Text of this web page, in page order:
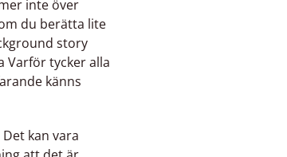
inte över
du berätta lite
story
Varför tycker alla
känns
kan vara